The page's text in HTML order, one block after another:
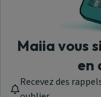
Maiia - ©
Maiia vous
en
Recevez des